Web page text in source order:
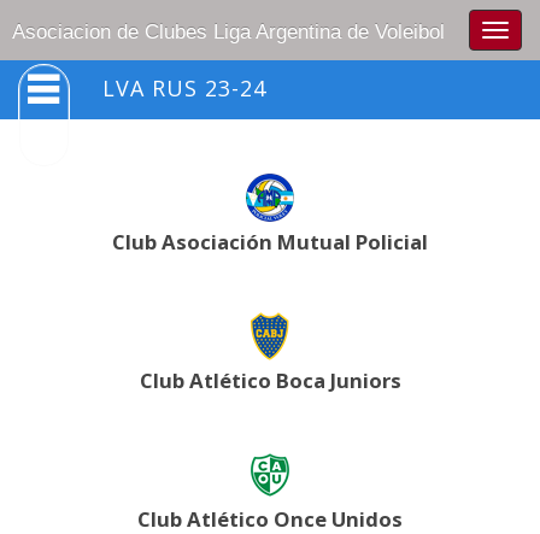
Asociacion de Clubes Liga Argentina de Voleibol
LVA RUS 23-24
Club Asociación Mutual Policial
Club Atlético Boca Juniors
Club Atlético Once Unidos